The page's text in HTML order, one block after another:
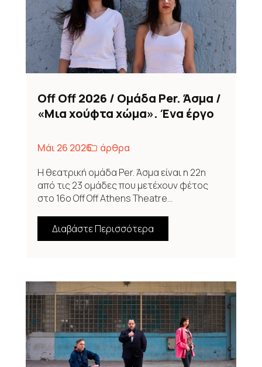
Off Off 2026 / Ομάδα Per. Άσμα /
«Μια χούφτα χώμα». Ένα έργο
μηνύματα
Μάι 26 2026
άρθρα
Η θεατρική ομάδα Per. Άσμα είναι η 22η
από τις 23 ομάδες που μετέχουν φέτος
στο 16ο Off Off Athens Theatre...
Διαβάστε Περισσότερα